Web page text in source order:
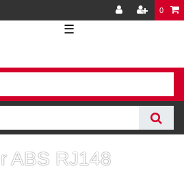
0
☰
ABS RJ148